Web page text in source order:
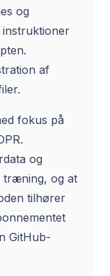
og
instruktioner
af
fokus på
og
træning, og at
tilhører
GitHub-